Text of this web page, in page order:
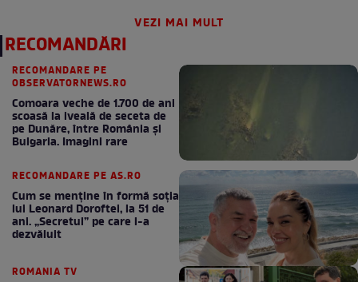
VEZI MAI MULT
RECOMANDĂRI
RECOMANDARE PE
OBSERVATORNEWS.RO
Comoara veche de 1.700 de ani
scoasă la iveală de seceta de
pe Dunăre, între România şi
Bulgaria. Imagini rare
RECOMANDARE PE AS.RO
Cum se menţine în formă soţia
lui Leonard Doroftei, la 51 de
ani. „Secretul” pe care l-a
dezvăluit
ROMANIA TV